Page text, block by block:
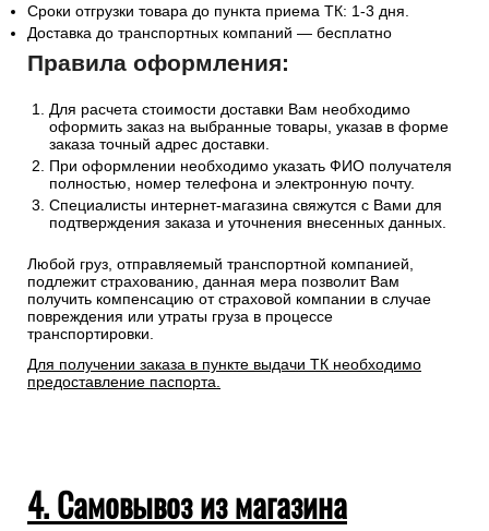
Сроки отгрузки товара до пункта приема ТК: 1-3 дня.
Доставка до транспортных компаний — бесплатно
Правила оформления:
Для расчета стоимости доставки Вам необходимо
оформить заказ на выбранные товары, указав в форме
заказа точный адрес доставки.
При оформлении необходимо указать ФИО получателя
полностью, номер телефона и электронную почту.
Специалисты интернет-магазина свяжутся с Вами для
подтверждения заказа и уточнения внесенных данных.
Любой груз, отправляемый транспортной компанией,
подлежит страхованию, данная мера позволит Вам
получить компенсацию от страховой компании в случае
повреждения или утраты груза в процессе
транспортировки.
Для получении заказа в пункте выдачи ТК необходимо
предоставление паспорта.
4. Самовывоз из магазина